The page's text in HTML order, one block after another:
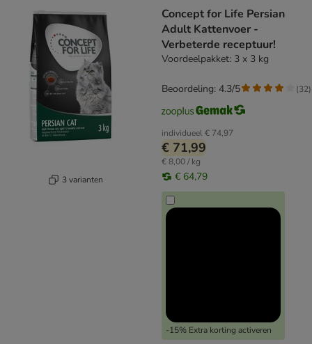
3 varianten
Concept for Life Persian
Adult Kattenvoer -
Verbeterde receptuur!
Voordeelpakket: 3 x 3 kg
individueel€ 74,97
€ 71,99
€ 8,00 / kg
€ 64,79
-15% Extra korting activeren
Beoordeling: 4.3/5 (32)